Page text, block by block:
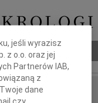
jeśli wyrazisz
z o.o. oraz jej
Partnerów IAB,
z
dane